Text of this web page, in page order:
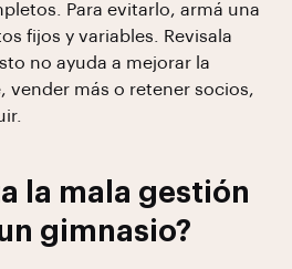
Para evitarlo, armá una
fijos y variables. Revisala
no ayuda a mejorar la
vender más o retener socios,
la mala gestión
gimnasio?